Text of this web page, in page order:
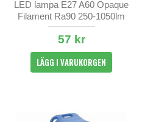
LED lampa E27 A60 Opaque
Filament Ra90 250-1050lm
2700K
57 kr
LÄGG I VARUKORGEN